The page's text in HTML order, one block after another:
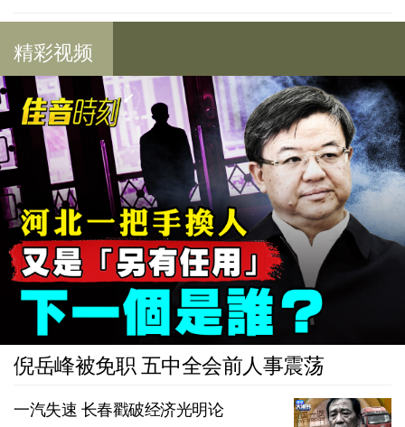
精彩视频
倪岳峰被免职 五中全会前人事震荡
一汽失速 长春戳破经济光明论